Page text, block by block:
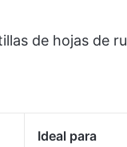
de hojas de
Ideal para